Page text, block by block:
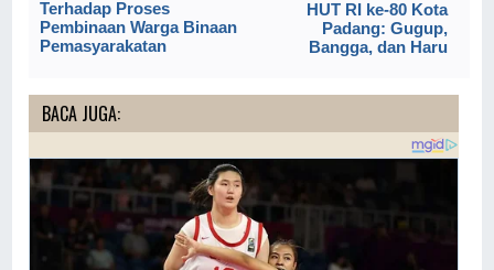
Terhadap Proses
Pembinaan Warga Binaan
Pemasyarakatan
HUT RI ke-80 Kota
Padang: Gugup,
Bangga, dan Haru
BACA JUGA: